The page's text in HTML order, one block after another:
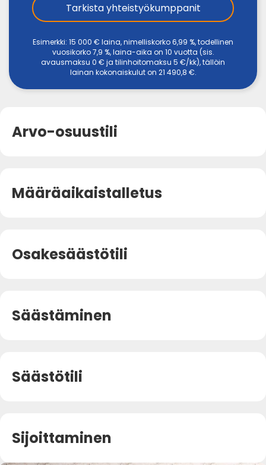
Tarkista yhteistyökumppanit
Esimerkki: 15 000 € laina, nimelliskorko 6,99 %, todellinen
vuosikorko 7,9 %, laina-aika on 10 vuotta (sis.
avausmaksu 0 € ja tilinhoitomaksu 5 €/kk), tällöin
lainan kokonaiskulut on 21 490,8 €.
Arvo-osuustili
Määräaikaistalletus
Osakesäästötili
Säästäminen
Säästötili
Sijoittaminen